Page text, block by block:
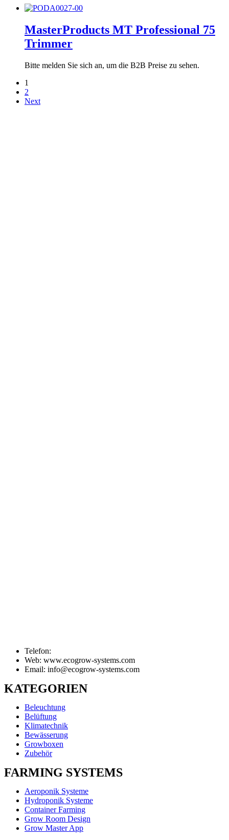
MasterProducts MT Professional 75
Trimmer
Bitte melden Sie sich an, um die B2B Preise zu sehen.
1
2
Next
Telefon:
Web: www.ecogrow-systems.com
Email: info@ecogrow-systems.com
KATEGORIEN
Beleuchtung
Belüftung
Klimatechnik
Bewässerung
Growboxen
Zubehör
FARMING SYSTEMS
Aeroponik Systeme
Hydroponik Systeme
Container Farming
Grow Room Design
Grow Master App